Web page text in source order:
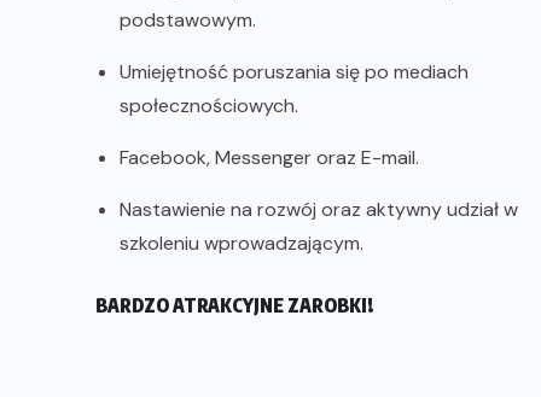
podstawowym.
Umiejętność poruszania się po mediach
społecznościowych.
Facebook, Messenger oraz E-mail.
Nastawienie na rozwój oraz aktywny udział w
szkoleniu wprowadzającym.
BARDZO ATRAKCYJNE ZAROBKI!